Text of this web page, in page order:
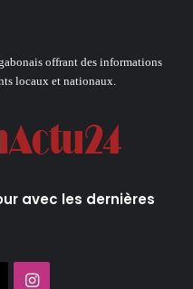
offrant des informations
locaux et nationaux.
avec les dernières
Instagram